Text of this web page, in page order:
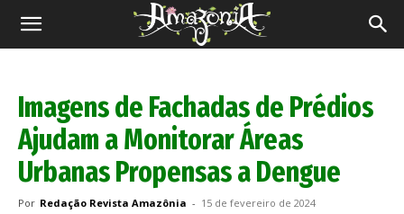
Revista
Imagens de Fachadas de Prédios
Ajudam a Monitorar Áreas
Urbanas Propensas a Dengue
Por Redação Revista Amazônia - 15 de fevereiro de 2024